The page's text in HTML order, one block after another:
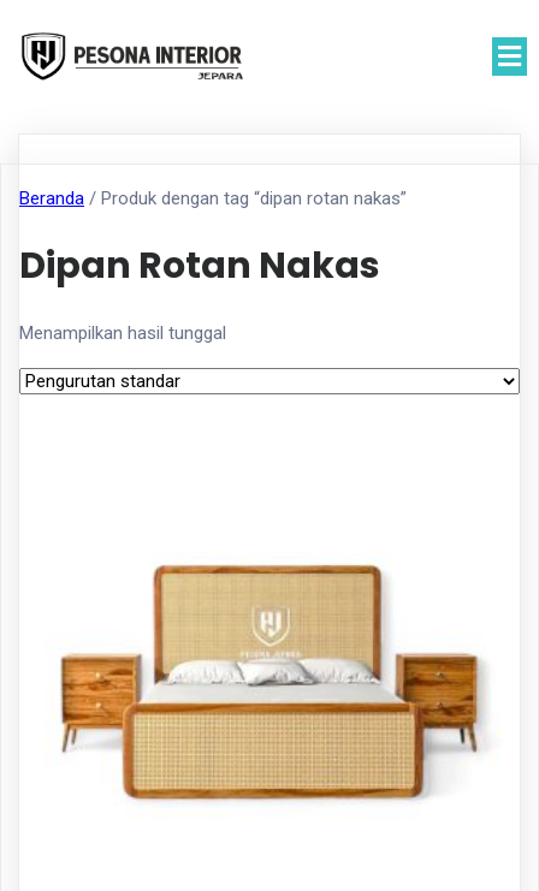
Beranda / Produk dengan tag “dipan rotan nakas”
Dipan Rotan Nakas
Menampilkan hasil tunggal